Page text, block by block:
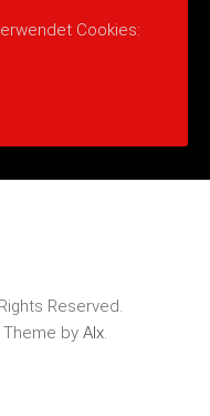
Reserved.
Theme by Alx.
Cookies: